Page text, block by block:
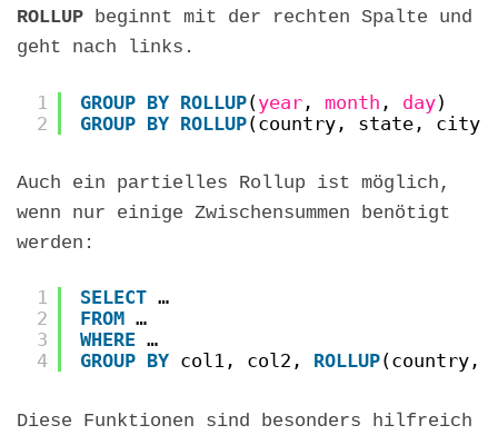
ROLLUP beginnt mit der rechten Spalte und
geht nach links.
1
2
GROUP BY ROLLUP(year , month , day)
GROUP BY ROLLUP(country, state, city)
Auch ein partielles Rollup ist möglich,
wenn nur einige Zwischensummen benötigt
werden:
1
2
3
4
SELECT …
FROM …
WHERE …
GROUP BY col1, col2, ROLLUP
Diese Funktionen sind besonders hilfreich